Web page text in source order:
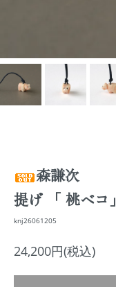
森謙次
提げ 「 桃ベコ」
knj26061205
24,200円(税込)